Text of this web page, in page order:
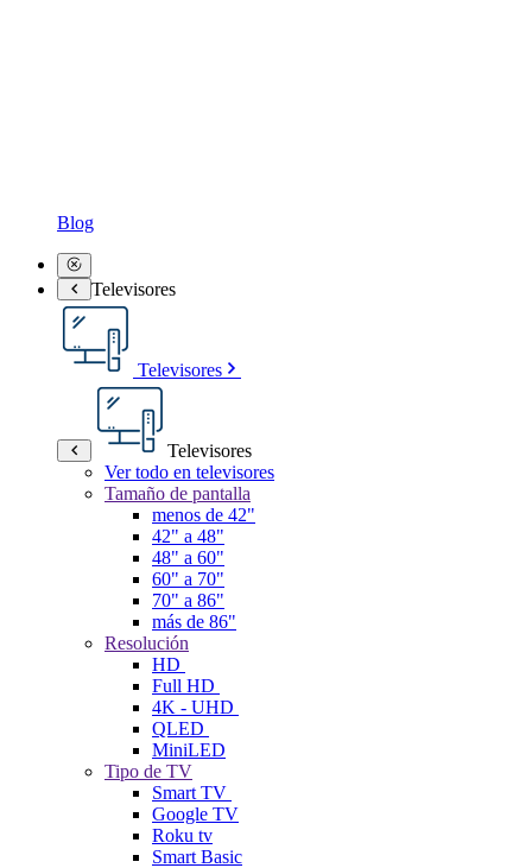
Blog
Televisores
Televisores
Televisores
Ver todo en televisores
Tamaño de pantalla
menos de 42"
42" a 48"
48" a 60"
60" a 70"
70" a 86"
más de 86"
Resolución
HD
Full HD
4K - UHD
QLED
MiniLED
Tipo de TV
Smart TV
Google TV
Roku tv
Smart Basic